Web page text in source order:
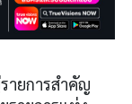
ายการสำคัญ